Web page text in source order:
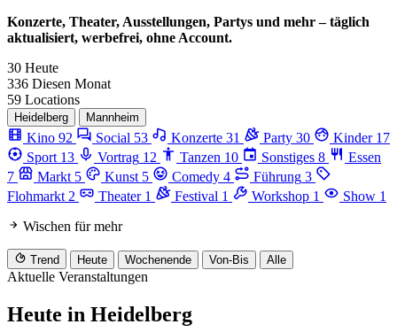
Konzerte, Theater, Ausstellungen, Partys und mehr – täglich
aktualisiert, werbefrei, ohne Account.
30 Heute
336 Diesen Monat
59 Locations
Heidelberg Mannheim
Kino 92 Social 53 Konzerte 31 Party 30 Kinder 17
Sport 13 Vortrag 12 Tanzen 10 Sonstiges 8
Essen
7
Markt 5 Kunst 5 Comedy 4 Führung 3
Flohmarkt 2 Theater 1 Festival 1 Workshop 1 Show 1
Wischen für mehr
Trend Heute Wochenende Von-Bis Alle
Aktuelle Veranstaltungen
Heute in Heidelberg